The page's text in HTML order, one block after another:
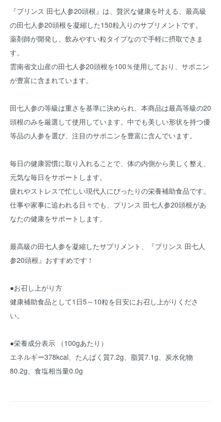
『プリンス 田七人参20頭根』は、贅沢な健康を叶える、最高級
の田七人参20頭根を凝縮した150粒入りのサプリメントです。
薬剤師が開発し、飲みやすい粒タイプなので手軽に摂取できま
す。
雲南省文山産の田七人参20頭根を100％使用しており、サポニン
が豊富に含まれています。
田七人参の等級は重さを基準に決められ、本商品は最高等級の20
頭根のみを厳選して使用しています。中でも美しい形状を持つ優
等品の人参を選び、注目のサポニンを豊富に含んでいます。
毎日の健康習慣に取り入れることで、体の内側から美しく整え、
元気な毎日をサポートします。
疲れやストレスで忙しい現代人にぴったりの栄養補助食品です。
仕事や家事に追われる日々でも、プリンス 田七人参20頭根があ
なたの健康をサポートします。
最高級の田七人参を凝縮したサプリメント、『プリンス 田七人
参20頭根』おすすめです！
●お召し上がり方
健康補助食品として1日5～10粒を目安にお召し上がりくださ
い。
●栄養成分表示 （100gあたり）
エネルギー378kcal、たんぱく質7.2g、脂質7.1g、炭水化物
80.2g、食塩相当量0.0g